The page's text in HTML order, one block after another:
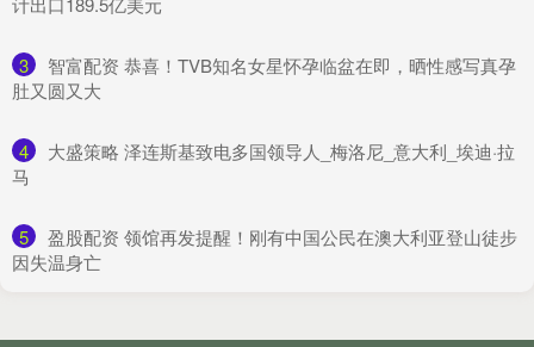
3
​智富配资 恭喜！TVB知名女星怀孕临盆在即，晒性感写真孕
肚又圆又大
4
​大盛策略 泽连斯基致电多国领导人_梅洛尼_意大利_埃迪·拉
马
5
​盈股配资 领馆再发提醒！刚有中国公民在澳大利亚登山徒步
因失温身亡